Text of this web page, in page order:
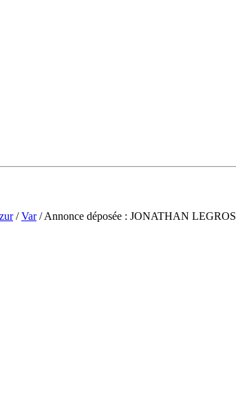
/Var/ Annonce déposée : JONATHAN LEGROS